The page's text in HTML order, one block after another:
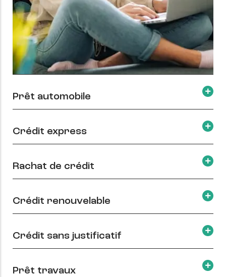
Prêt automobile
Crédit express
Rachat de crédit
Crédit renouvelable
Crédit sans justificatif
Prêt travaux